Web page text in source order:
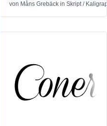
von Måns Grebäck in Skript/